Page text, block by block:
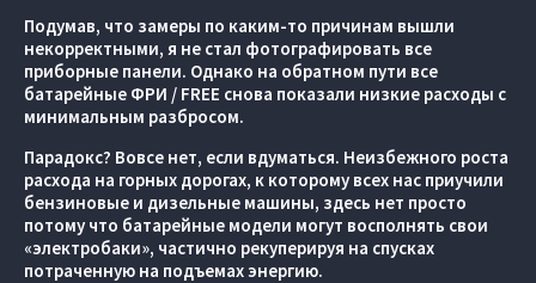
Подумав, что замеры по каким-то причинам вышли
некорректными, я не стал фотографировать все
приборные панели. Однако на обратном пути все
батарейные ФРИ / FREE снова показали низкие расходы с
минимальным разбросом.
Парадокс? Вовсе нет, если вдуматься. Неизбежного роста
расхода на горных дорогах, к которому всех нас приучили
бензиновые и дизельные машины, здесь нет просто
потому что батарейные модели могут восполнять свои
«электробаки», частично рекуперируя на спусках
потраченную на подъемах энергию.